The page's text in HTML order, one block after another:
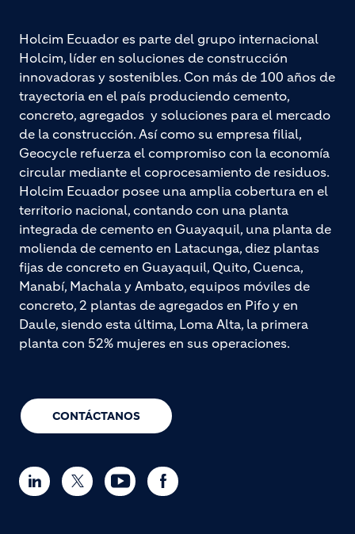
CONTÁCTANOS
Holcim Ecuador es parte del grupo internacional
Holcim, líder en soluciones de construcción
innovadoras y sostenibles. Con más de 100 años de
trayectoria en el país produciendo cemento,
concreto, agregados y soluciones para el mercado
de la construcción. Así como su empresa filial,
Geocycle refuerza el compromiso con la economía
circular mediante el coprocesamiento de residuos.
Holcim Ecuador posee una amplia cobertura en el
territorio nacional, contando con una planta
integrada de cemento en Guayaquil, una planta de
molienda de cemento en Latacunga, diez plantas
fijas de concreto en Guayaquil, Quito, Cuenca,
Manabí, Machala y Ambato, equipos móviles de
concreto, 2 plantas de agregados en Pifo y en
Daule, siendo esta última, Loma Alta, la primera
planta con 52% mujeres en sus operaciones.